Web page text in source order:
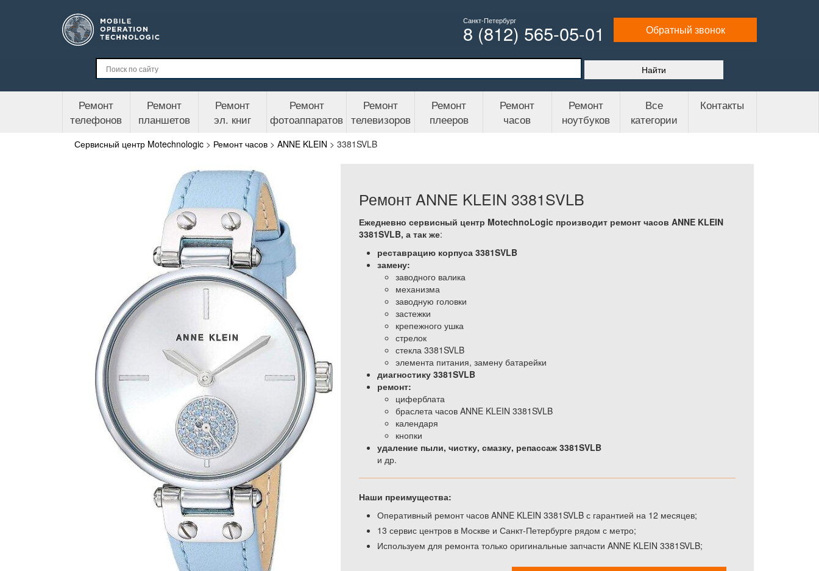
Санкт-Петербург
8 (812) 565-05-01 Обратный звонок
Ремонт
телефонов
Ремонт
планшетов
Ремонт
эл. книг
Ремонт
фотоаппаратов
Ремонт
телевизоров
Ремонт
плееров
Ремонт
часов
Ремонт
ноутбуков
Все
категории
Контакты
Сервисный центр Motechnologic > Ремонт часов > ANNE KLEIN > 3381SVLB
Ремонт ANNE KLEIN 3381SVLB
Ежедневно сервисный центр MotechnoLogic производит ремонт часов ANNE KLEIN
3381SVLB, а так же:
реставрацию корпуса 3381SVLB
замену:
заводного валика
механизма
заводную головки
застежки
крепежного ушка
стрелок
стекла 3381SVLB
элемента питания, замену батарейки
диагностику 3381SVLB
ремонт:
циферблата
браслета часов ANNE KLEIN 3381SVLB
календаря
кнопки
удаление пыли, чистку, смазку, репассаж 3381SVLB
и др.
Наши преимущества:
Оперативный ремонт часов ANNE KLEIN 3381SVLB с гарантией на 12 месяцев;
13 сервис центров в Москве и Санкт-Петербурге рядом с метро;
Используем для ремонта только оригинальные запчасти ANNE KLEIN 3381SVLB;